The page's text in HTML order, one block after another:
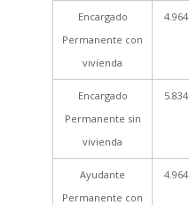
Encargado
Permanente con
vivienda
4.964
Encargado
Permanente sin
vivienda
5.834
Ayudante
Permanente con
4.964